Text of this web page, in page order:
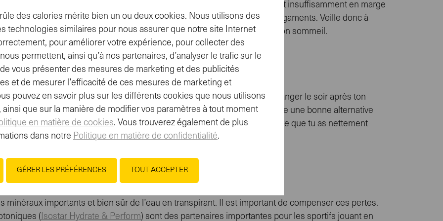
ses performances physiques. Les personnes qui se nourrissent insuffisamment en marge
ont davantage de problèmes au niveau des muscles, de la vue et des ligaments. Veille donc à
rapport à tes entraînements. Cela améliorera également la qualité de ton sommeil.
l’estomac vide
toujours prendre un repas facile à digérer. Si tu as peu de temps pour manger le soir après ton
) ou une boisson de récupération (Isostar Reload After Sport) constitue une bonne alternative
Si tu ne prends rien avant ton entraînement, tu remarqueras très vite que tu as nettement
moins bien.
l’entraînement
minéraux importants et bien sûr de l’eau en transpirant. Il est important de compenser ces pertes.
( Isostar Hydrate & Perform) sont des partenaires importantes pour les sportifs jouant en
des calories mérite bien un ou deux cookies. Nous utilisons des
technologies similaires pour nous assurer que notre site Internet
pour améliorer votre expérience, pour collecter des
permettent, ainsi qu’à nos partenaires, d’analyser le trafic sur le
vous présenter des mesures de marketing et des publicités
et de mesurer l’efficacité de ces mesures de marketing et
pouvez en savoir plus sur les différents cookies que nous utilisons
ainsi que sur la manière de modifier vos paramètres à tout moment
en matière de cookies. Vous trouverez également de plus
dans notre Politique en matière de confidentialité.
GÉRER LES PRÉFÉRENCES TOUT ACCEPTER